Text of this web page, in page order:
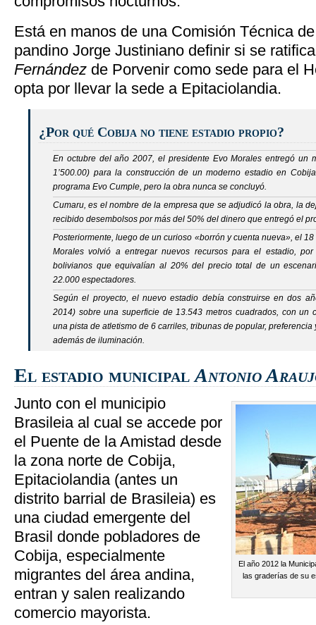
Está en manos de una Comisión Técnica
pandino Jorge Justiniano definir si se
Fernández de Porvenir como sede para el
opta por llevar la sede a Epitaciolandia.
¿Por qué Cobija no tiene estadio propio?
En octubre del año 2007, el presidente Evo Morales entregó un
1’500.00) para la construcción de un moderno estadio en
programa Evo Cumple, pero la obra nunca se concluyó.
Cumaru, es el nombre de la empresa que se adjudicó la obra, la
recibido desembolsos por más del 50% del dinero que entregó el
Posteriormente, luego de un curioso «borrón y cuenta nueva», el
Morales volvió a entregar nuevos recursos para el estadio,
bolivianos que equivalían al 20% del precio total de un
22.000 espectadores.
Según el proyecto, el nuevo estadio debía construirse en dos
2014) sobre una superficie de 13.543 metros cuadrados, con un
una pista de atletismo de 6 carriles, tribunas de popular,
además de iluminación.
El estadio municipalAntonio
El año 2012 la
las graderías de su
Junto con el municipio
Brasileia al cual se accede por
el Puente de la Amistad desde
la zona norte de Cobija,
Epitaciolandia (antes un
distrito barrial de Brasileia) es
una ciudad emergente del
Brasil donde pobladores de
Cobija, especialmente
migrantes del área andina,
entran y salen realizando
comercio mayorista.